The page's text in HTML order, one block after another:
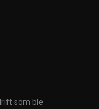
som ble